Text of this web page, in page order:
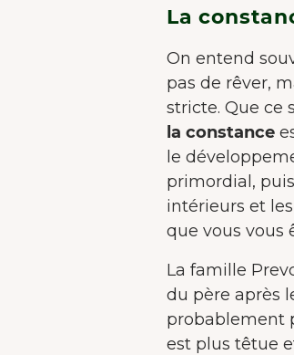
La
On entend
pas de rêver,
stricte. Que ce
la constance
le
primordial,
intérieurs et
que vous vous
La famille
du père après
probablement
est plus têtue